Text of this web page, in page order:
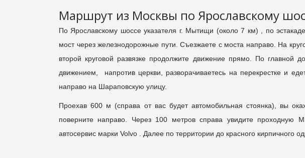
Маршрут из Москвы по Ярославскому
По Ярославскому шоссе указателя г. Мытищи (около 7 км) , по
мост через железнодорожные пути. Съезжаете с моста направо. На
второй круговой развязке продолжите движение прямо. По главной
движением, напротив церкви, разворачиваетесь на перекрестке и
направо на Шараповскую улицу.
Проехав 600 м (справа от вас будет автомобильная стоянка), вы
поверните направо. Через 100 метров справа увидите
автосервис марки Volvo . Далее по территории до красного кирпичного